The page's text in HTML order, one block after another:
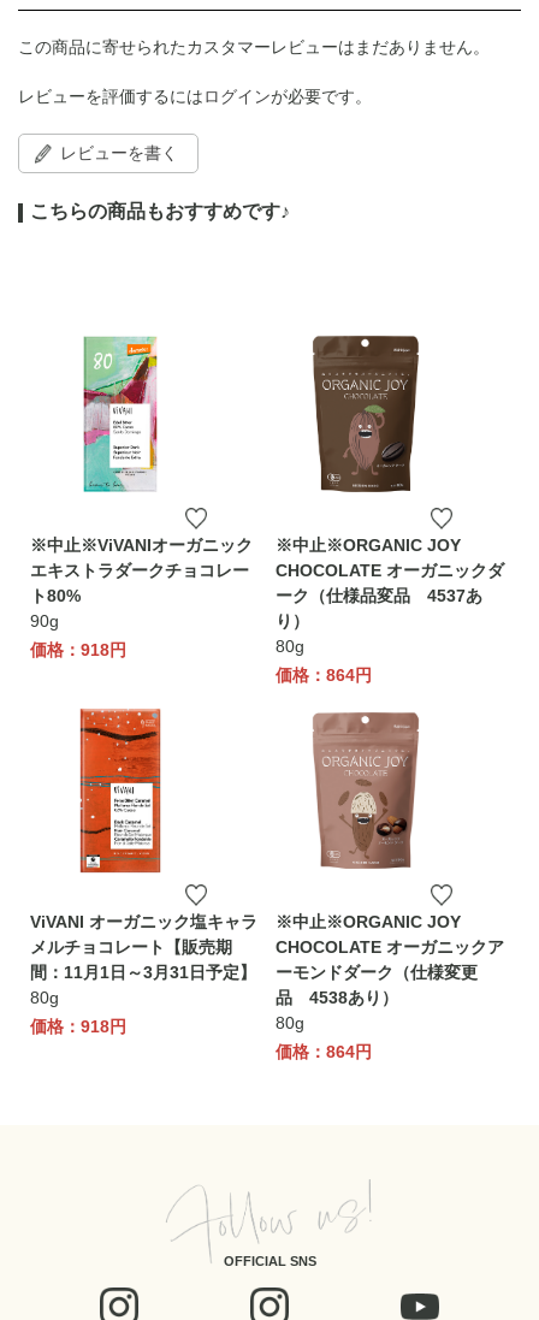
この商品に寄せられたカスタマーレビューはまだありません。
レビューを評価するにはログインが必要です。
レビューを書く
こちらの商品もおすすめです♪
※中止※ViVANIオーガニック
エキストラダークチョコレー
ト80%
90g
価格：918円
※中止※ORGANIC JOY
CHOCOLATE オーガニックダ
ーク（仕様品変品 4537あ
り）
80g
価格：864円
ViVANI オーガニック塩キャラ
メルチョコレート【販売期
間：11月1日～3月31日予定】
80g
価格：918円
※中止※ORGANIC JOY
CHOCOLATE オーガニックア
ーモンドダーク（仕様変更
品 4538あり）
80g
価格：864円
OFFICIAL SNS